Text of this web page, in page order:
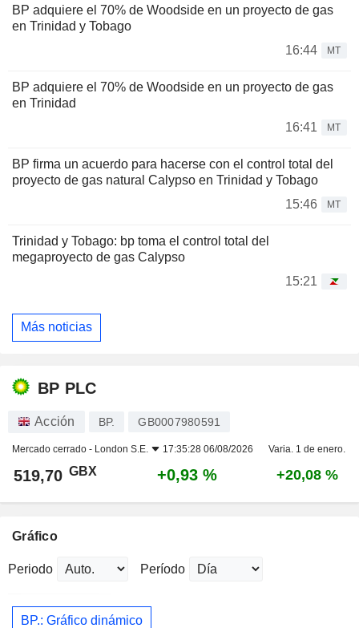
BP adquiere el 70% de Woodside en un proyecto de gas
en Trinidad y Tobago
16:44
MT
BP adquiere el 70% de Woodside en un proyecto de gas
en Trinidad
16:41
MT
BP firma un acuerdo para hacerse con el control total del
proyecto de gas natural Calypso en Trinidad y Tobago
15:46
MT
Trinidad y Tobago: bp toma el control total del
megaproyecto de gas Calypso
15:21
Más noticias
BP PLC
Acción BP. GB0007980591
Mercado cerrado - London S.E. 17:35:28 06/08/2026 Varia. 1 de enero.
519,70 GBX +0,93 % +20,08 %
Gráfico
Periodo Período
BP.: Gráfico dinámico